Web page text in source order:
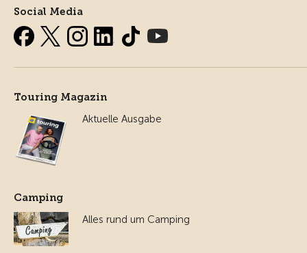
Social Media
Touring Magazin
Aktuelle Ausgabe
Camping
Alles rund um Camping